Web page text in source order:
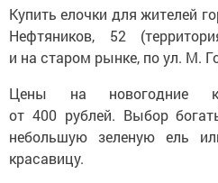
Купить елочки для жителей
Нефтяников, 52
и на старом рынке, по ул. М.
Цены на новогодние
от 400 рублей. Выбор
небольшую зеленую ель
красавицу.